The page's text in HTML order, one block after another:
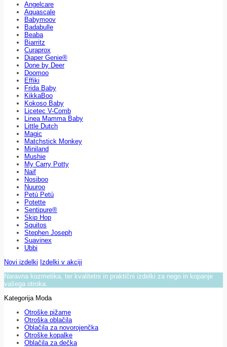
Angelcare
Aquascale
Babymoov
Badabulle
Beaba
Biarritz
Curaprox
Diaper Genie®
Done by Deer
Doomoo
Effiki
Frida Baby
KikkaBoo
Kokoso Baby
Licetec V-Comb
Linea Mamma Baby
Little Dutch
Magic
Matchstick Monkey
Miniland
Mushie
My Carry Potty
Naif
Nosiboo
Nuuroo
Petú Petú
Potette
Sentipure®
Skip Hop
Squitos
Stephen Joseph
Suavinex
Ubbi
Novi izdelki Izdelki v akciji
Naravna kozmetika, ter kvalitetni in praktični izdelki za nego in kopanje
vašega otroka.
Kategorija Moda
Otroške pižame
Otroška oblačila
Oblačila za novorojenčka
Otroške kopalke
Oblačila za dečka